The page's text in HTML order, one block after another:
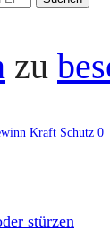
zu
Kraft Schutz 0
stürzen